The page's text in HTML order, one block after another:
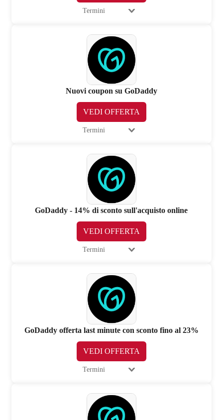
Termini
Nuovi coupon su GoDaddy
VEDI OFFERTA
Termini
GoDaddy - 14% di sconto sull'acquisto online
VEDI OFFERTA
Termini
GoDaddy offerta last minute con sconto fino al 23%
VEDI OFFERTA
Termini